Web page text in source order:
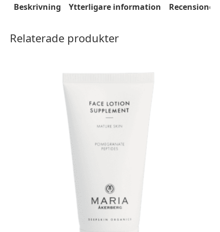
ROLLER
Beskrivning Ytterligare information Recensioner
Relaterade produkter